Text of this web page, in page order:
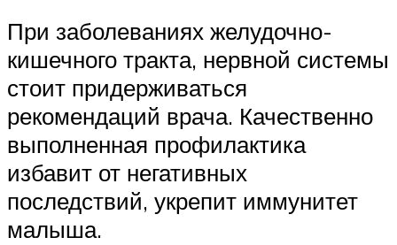
При заболеваниях желудочно-
кишечного тракта, нервной системы
стоит придерживаться
рекомендаций врача. Качественно
выполненная профилактика
избавит от негативных
последствий, укрепит иммунитет
малыша.